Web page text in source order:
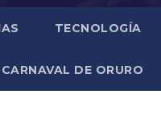
TECNOLOGÍA
CARNAVAL DE ORURO